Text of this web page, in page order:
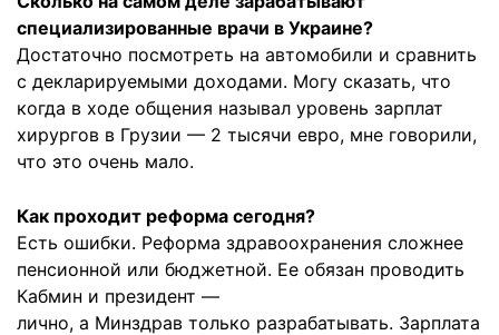
специализированные врачи в Украине?
Достаточно посмотреть на автомобили и сравнить
с декларируемыми доходами. Могу сказать, что
когда в ходе общения называл уровень зарплат
хирургов в Грузии — 2 тысячи евро, мне говорили,
что это очень мало.
Как проходит реформа сегодня?
Есть ошибки. Реформа здравоохранения сложнее
пенсионной или бюджетной. Ее обязан проводить
Кабмин и президент —
лично, а Минздрав только разрабатывать. Зарплата